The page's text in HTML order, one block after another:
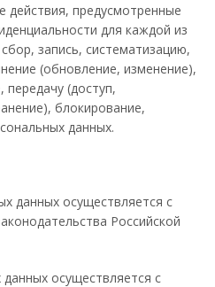
предусмотренные
для каждой из
запись, систематизацию,
(обновление, изменение),
передачу (доступ,
блокирование,
данных.
данных осуществляется с
Российской
осуществляется с